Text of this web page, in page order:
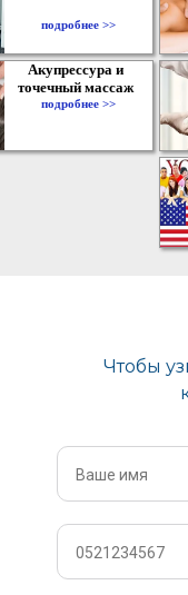
подробнее >>
Акупрессура и
точечный массаж
подробнее >>